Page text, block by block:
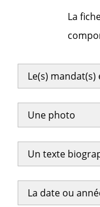
La
Le(s)
Une photo
Un texte
La date ou